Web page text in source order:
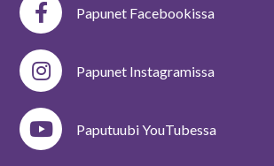
Papunet Facebookissa
Papunet Instagramissa
Paputuubi YouTubessa